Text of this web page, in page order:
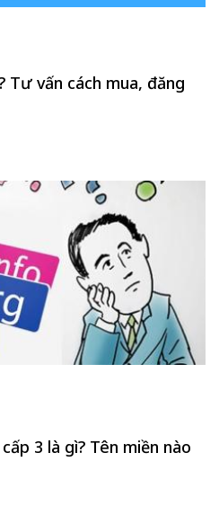
Tư vấn cách mua, đăng
3 là gì? Tên miền nào